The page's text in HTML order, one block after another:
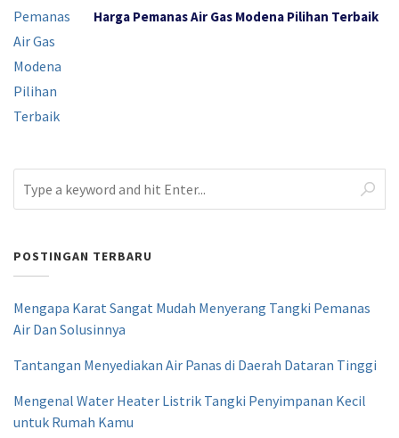
Harga Pemanas Air Gas Modena Pilihan Terbaik
POSTINGAN TERBARU
Mengapa Karat Sangat Mudah Menyerang Tangki Pemanas
Air Dan Solusinnya
Tantangan Menyediakan Air Panas di Daerah Dataran Tinggi
Mengenal Water Heater Listrik Tangki Penyimpanan Kecil
untuk Rumah Kamu